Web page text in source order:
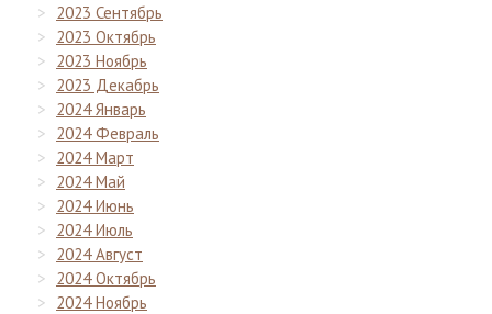
2023 Сентябрь
2023 Октябрь
2023 Ноябрь
2023 Декабрь
2024 Январь
2024 Февраль
2024 Март
2024 Май
2024 Июнь
2024 Июль
2024 Август
2024 Октябрь
2024 Ноябрь